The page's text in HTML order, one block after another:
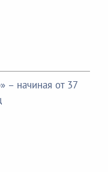
– начиная от 37